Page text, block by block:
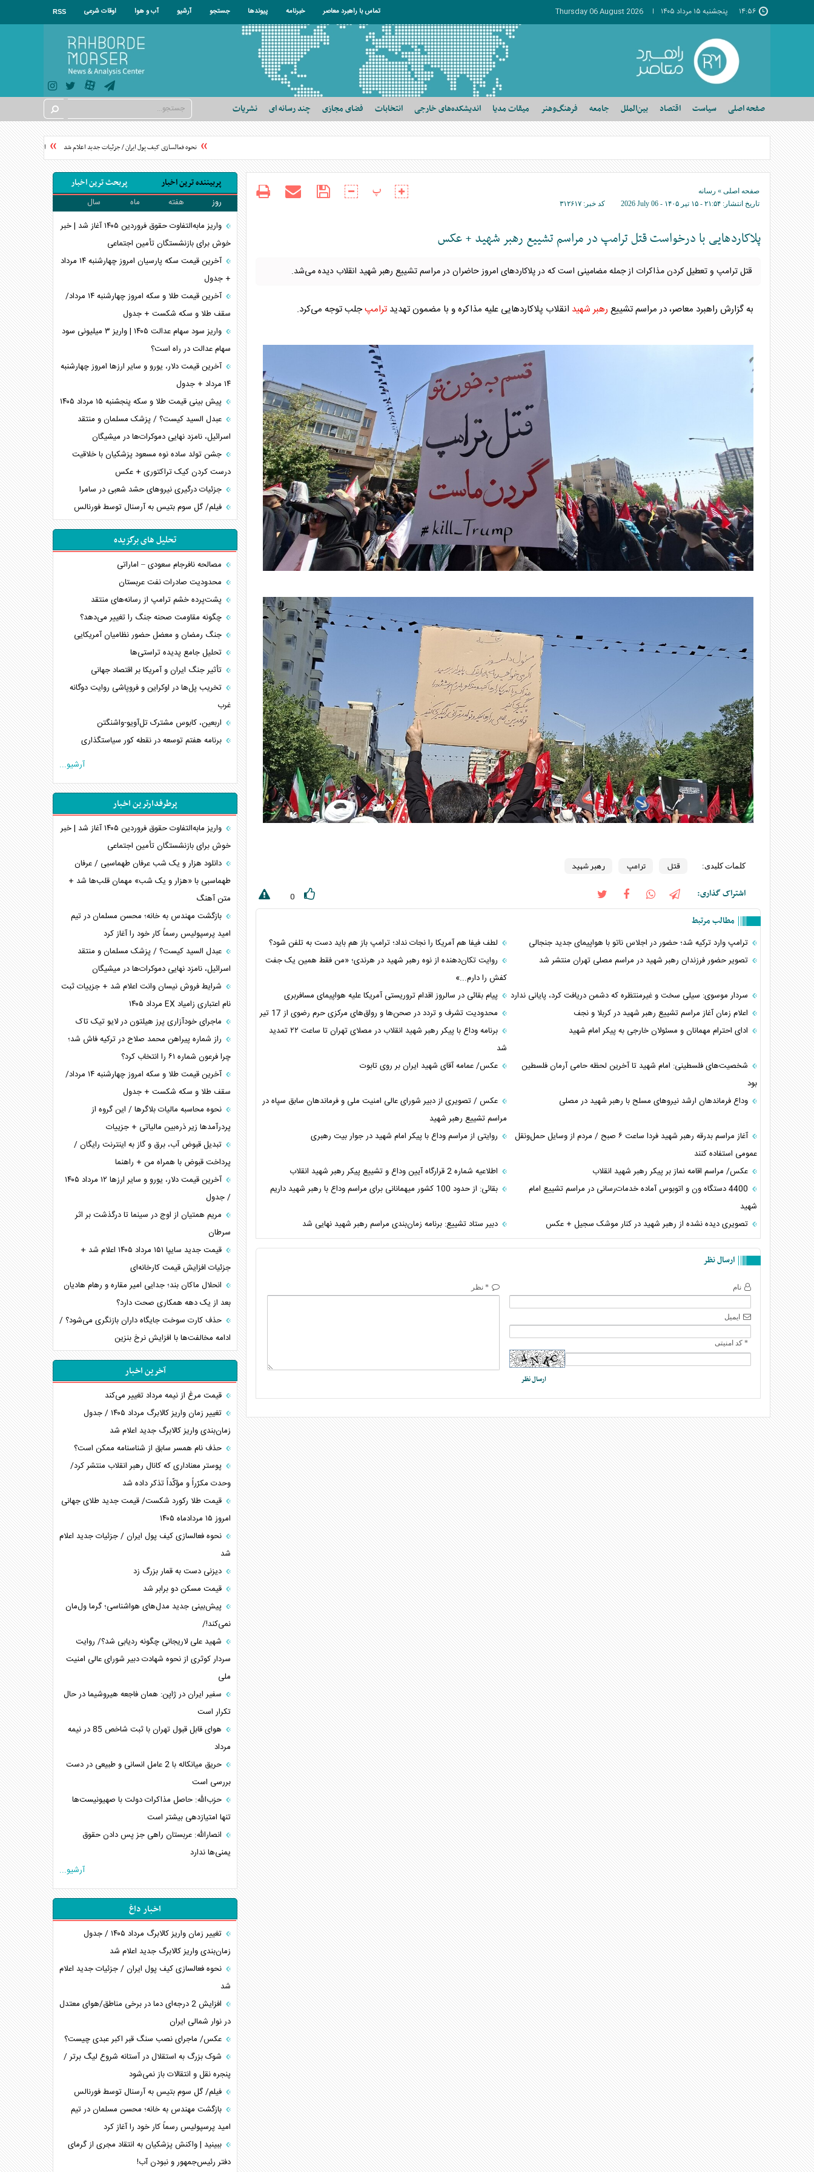
۱۴:۵۶ پنجشنبه ۱۵ مرداد ۱۴۰۵ Thursday 06 August 2026 تماس با راهبرد معاصر خبرنامه پیوندها جستجو آرشیو آب و هوا اوقات شرعی RSS
صفحه اصلی سیاست اقتصاد بین‌الملل جامعه فرهنگ‌وهنر میقات مدیا اندیشکده‌های خارجی انتخابات فضای مجازی چند رسانه ای نشریات
نحوه فعالسازی کیف پول ایران / جزئیات جدید اعلام شد افزایش 2 درجه‌ای دما در برخی مناطق/هوای معتدل در نوار شمالی ایران
صفحه اصلی » رسانه
تاریخ انتشار: ۲۱:۵۴ - ۱۵ تير ۱۴۰۵ - 2026 July 06 کد خبر: ۳۱۲۶۱۷
پ
پلاکارد‌هایی با درخواست قتل ترامپ در مراسم تشییع رهبر شهید + عکس
قتل ترامپ و تعطیل کردن مذاکرات از جمله مضامینی است که در پلاکارد‌های امروز حاضران در مراسم تشییع رهبر شهید انقلاب دیده می‌شد.
به گزارش راهبرد معاصر، در مراسم تشییع رهبر شهید انقلاب پلاکارد‌هایی علیه مذاکره و با مضمون تهدید ترامپجلب توجه می‌کرد.
کلمات کلیدی: قتل ترامپ رهبر شهید
اشتراک گذاری: 0
مطالب مرتبط
ترامپ وارد ترکیه شد؛ حضور در اجلاس ناتو با هواپیمای جدید جنجالی
لطف فیفا هم آمریکا را نجات نداد؛ ترامپ باز هم باید دست به تلفن شود؟
تصویر حضور فرزندان رهبر شهید در مراسم مصلی تهران منتشر شد
روایت تکان‌دهنده از نوه رهبر شهید در هرندی؛ «من فقط همین یک جفت
کفش را دارم...»
سردار موسوی: سیلی سخت و غیرمنتظره که دشمن دریافت کرد، پایانی ندارد
پیام بقائی در سالروز اقدام تروریستی آمریکا علیه هواپیمای مسافربری
اعلام زمان آغاز مراسم تشییع رهبر شهید در کربلا و نجف
محدودیت‌ تشرف و تردد در صحن‌ها و رواق‌های مرکزی حرم رضوی از 17 تیر
ادای احترام مهمانان و مسئولان خارجی به پیکر امام شهید
برنامه وداع با پیکر رهبر شهید انقلاب در مصلای تهران تا ساعت ۲۲ تمدید
شد
شخصیت‌های فلسطینی: امام شهید تا آخرین لحظه حامی آرمان فلسطین
بود
عکس/ عمامه آقای شهید ایران بر روی تابوت
وداع فرماندهان ارشد نیروهای مسلح با رهبر شهید در مصلی
عکس / تصویری از دبیر شورای عالی امنیت ملی و فرماندهان سابق سپاه در
مراسم تشییع رهبر شهید
آغاز مراسم بدرقه رهبر شهید فردا ساعت ۶ صبح / مردم از وسایل حمل‌ونقل
عمومی استفاده کنند
روایتی از مراسم وداع با پیکر امام شهید در جوار بیت رهبری
عکس/ مراسم اقامه نماز بر پیکر رهبر شهید انقلاب
اطلاعیه شماره 2 قرارگاه آیین وداع و تشییع پیکر رهبر شهید انقلاب
4400 دستگاه ون و اتوبوس آماده خدمات‌رسانی در مراسم تشییع امام
شهید
بقائی: از حدود 100 کشور میهمانانی برای مراسم وداع با رهبر شهید داریم
تصویری دیده نشده از رهبر شهید در کنار موشک سجیل + عکس دبیر ستاد تشییع: برنامه زمان‌بندی مراسم رهبر شهید نهایی شد
ارسال نظر
نام
ایمیل
* کد امنیتی
* نظر
پربیننده ترین اخبار پربحث ترین اخبار
روز هفته ماه
سال
واریز مابه‌التفاوت حقوق فروردین ۱۴۰۵ آغاز شد | خبر
خوش برای بازنشستگان تأمین اجتماعی
آخرین قیمت سکه پارسیان امروز چهارشنبه ۱۴ مرداد
+ جدول
آخرین قیمت طلا و سکه امروز چهارشنبه ۱۴ مرداد/
سقف طلا و سکه شکست + جدول
واریز سود سهام عدالت ۱۴۰۵ | واریز ۳ میلیونی سود
سهام عدالت در راه است؟
آخرین قیمت دلار، یورو و سایر ارز‌ها امروز چهارشنبه
۱۴ مرداد + جدول
پیش بینی قیمت طلا و سکه پنجشنبه ۱۵ مرداد ۱۴۰۵
عبدل السید کیست؟ / پزشک مسلمان و منتقد
اسرائیل، نامزد نهایی دموکرات‌ها در میشیگان
جشن تولد ساده نوه مسعود پزشکیان با خلاقیت
درست کردن کیک تراکتوری + عکس
جزئیات درگیری نیرو‌های حشد شعبی در سامرا
فیلم/ گل سوم بتیس به آرسنال توسط فورنالس
تحلیل های برگزیده
مصالحه نافرجام سعودی – اماراتی
محدودیت صادرات نفت عربستان
پشت‌پرده خشم ترامپ از رسانه‌های منتقد
چگونه مقاومت صحنه جنگ را تغییر می‌دهد؟
جنگ رمضان و معضل حضور نظامیان آمریکایی
تحلیل جامع پدیده تراستی‌ها
تأثیر جنگ ایران و آمریکا بر اقتصاد جهانی
تخریب پل‌ها در اوکراین و فروپاشی روایت دوگانه
غرب
اربعین، کابوس مشترک تل‌آویو-واشنگتن
برنامه هفتم توسعه در نقطه کور سیاستگذاری
کنوانسیون دریای خزر در راستای منافع ملی است؟
اهمیت راهبردی اردن برای آمریکا
پیام، ظرفیت بالفعل‌نشده تجارت ایران
همسویی عربستان با سنتکام علیه متحدان ایران
ترامپ و توهم خلع سلاح حماس
چرا کویت به دنبال شریک امنیتی جدید است؟
اعتراف غرب به قدرت ایران در تثبیت معادلات
خطای راهبردی ترامپ مقابل برزیل
متن و حاشیه سفر نتانیاهو به آمریکا
آرشیو...
پرطرفدارترین اخبار
واریز مابه‌التفاوت حقوق فروردین ۱۴۰۵ آغاز شد | خبر
خوش برای بازنشستگان تأمین اجتماعی
دانلود هزار و یک شب عرفان طهماسبی / عرفان
طهماسبی با «هزار و یک شب» مهمان قلب‌ها شد +
متن آهنگ
بازگشت مهندس به خانه؛ محسن مسلمان در تیم
امید پرسپولیس رسماً کار خود را آغاز کرد
عبدل السید کیست؟ / پزشک مسلمان و منتقد
اسرائیل، نامزد نهایی دموکرات‌ها در میشیگان
شرایط فروش نیسان وانت اعلام شد + جزییات ثبت
نام اعتباری زامیاد EX مرداد ۱۴۰۵
ماجرای خودآزاری پرز هیلتون در لایو تیک تاک
راز شماره پیراهن محمد صلاح در ترکیه فاش شد؛
چرا فرعون شماره ۶۱ را انتخاب کرد؟
آخرین قیمت طلا و سکه امروز چهارشنبه ۱۴ مرداد/
سقف طلا و سکه شکست + جدول
نحوه محاسبه مالیات بلاگر‌ها / این گروه از
پردرآمد‌ها زیر ذره‌بین مالیاتی + جزییات
تبدیل قبوض آب، برق و گاز به اینترنت رایگان /
پرداخت قبوض با همراه من + راهنما
آخرین قیمت دلار، یورو و سایر ارز‌ها ۱۲ مرداد ۱۴۰۵
/ جدول
مریم همتیان از اوج در سینما تا درگذشت بر اثر
سرطان
قیمت جدید سایپا ۱۵۱ مرداد ۱۴۰۵ اعلام شد +
جزئیات افزایش قیمت کارخانه‌ای
انحلال ماکان بند؛ جدایی امیر مقاره و رهام هادیان
بعد از یک دهه همکاری صحت دارد؟
حذف کارت سوخت جایگاه داران بازنگری می‌شود؟ /
ادامه مخالفت‌ها با افزایش نرخ بنزین
آخرین اخبار
قیمت مرغ از نیمه مرداد تغییر می‌کند
تغییر زمان واریز کالابرگ مرداد ۱۴۰۵ / جدول
زمان‌بندی واریز کالابرگ جدید اعلام شد
حذف نام همسر سابق از شناسنامه ممکن است؟
پوستر معناداری که کانال رهبر انقلاب منتشر کرد/
وحدت مکرّراً و مؤکّداً تذکر داده شد
قیمت طلا رکورد شکست/ قیمت جدید طلای جهانی
امروز ۱۵ مردادماه ۱۴۰۵
نحوه فعالسازی کیف پول ایران / جزئیات جدید اعلام
شد
دیزنی دست به قمار بزرگ زد
قیمت مسکن دو برابر شد
پیش‌بینی جدید مدل‌های هواشناسی؛ گرما ول‌مان
نمی‌کند!/
شهید علی لاریجانی چگونه ردیابی شد؟/ روایت
سردار کوثری از نحوه شهادت دبیر شورای عالی امنیت
ملی
سفیر ایران در ژاپن: همان فاجعه هیروشیما در حال
تکرار است
هوای قابل قبول تهران با ثبت شاخص 85 در نیمه
مرداد
حریق میانکاله با 2 عامل انسانی و طبیعی در دست
بررسی است
حزب‌الله: حاصل مذاکرات دولت با صهیونیست‌ها
تنها امتیازدهی‌ بیشتر است
انصارالله: عربستان راهی جز پس دادن حقوق
یمنی‌ها ندارد
آرشیو...
اخبار داغ
تغییر زمان واریز کالابرگ مرداد ۱۴۰۵ / جدول
زمان‌بندی واریز کالابرگ جدید اعلام شد
نحوه فعالسازی کیف پول ایران / جزئیات جدید اعلام
شد
افزایش 2 درجه‌ای دما در برخی مناطق/هوای معتدل
در نوار شمالی ایران
عکس/ ماجرای نصب سنگ قبر اکبر عبدی چیست؟
شوک بزرگ به استقلال در آستانه شروع لیگ برتر /
پنجره نقل و انتقالات باز نمی‌شود
فیلم/ گل سوم بتیس به آرسنال توسط فورنالس
بازگشت مهندس به خانه؛ محسن مسلمان در تیم
امید پرسپولیس رسماً کار خود را آغاز کرد
ببینید | واکنش پزشکیان به انتقاد مجری از گرمای
دفتر رئیس‌جمهور و نبودن آب!